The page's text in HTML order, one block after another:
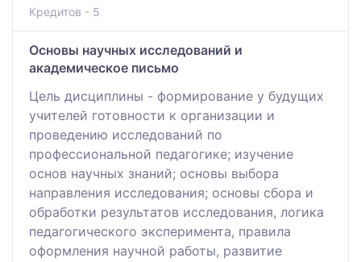
Кредитов - 5
Основы научных исследований и
академическое письмо
Цель дисциплины - формирование у будущих
учителей готовности к организации и
проведению исследований по
профессиональной педагогике; изучение
основ научных знаний; основы выбора
направления исследования; основы сбора и
обработки результатов исследования, логика
педагогического эксперимента, правила
оформления научной работы, развитие